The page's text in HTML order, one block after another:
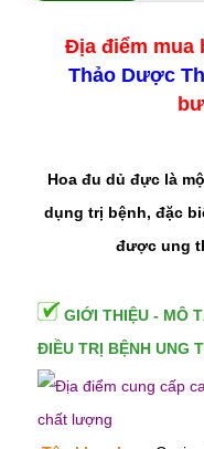
Địa điểm mua
Thảo Dược
Hoa đu dủ đực là
dụng trị bệnh, đặc
được ung
GIỚI THIỆU - MÔ
ĐIỀU TRỊ BỆNH UNG